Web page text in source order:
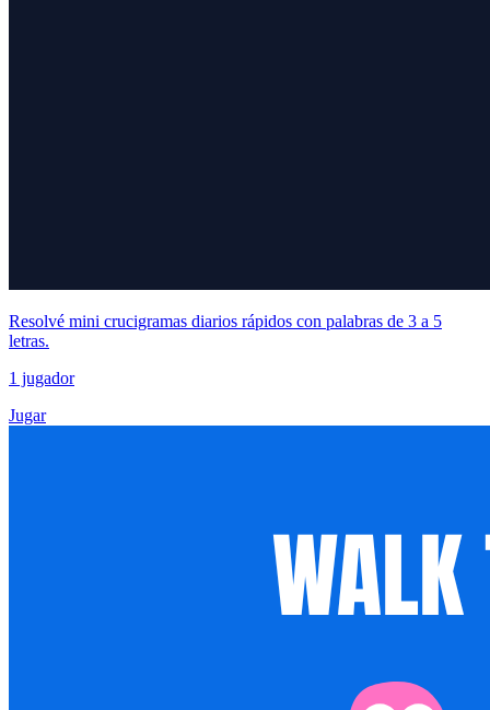
Resolvé mini crucigramas diarios rápidos con palabras de 3 a 5
letras.
1 jugador
Jugar